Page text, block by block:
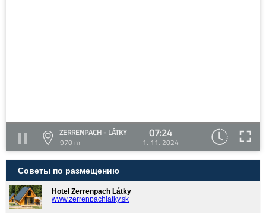
ZERRENPACH - LÁTKY
970 m
07:24
1. 11. 2024
Советы по размещению
Hotel Zerrenpach Látky
www.zerrenpachlatky.sk